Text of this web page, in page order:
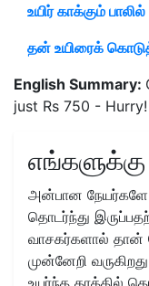
உயிர் காக்கும்
தன் உயிரைக்
English Summary:
just Rs 750 - Hurry!
அன்பான நேயர்களே,
தொடர்ந்து
வாசகர்களால் தான்
முன்னேறி
உயர்ந்த தரத்தில்